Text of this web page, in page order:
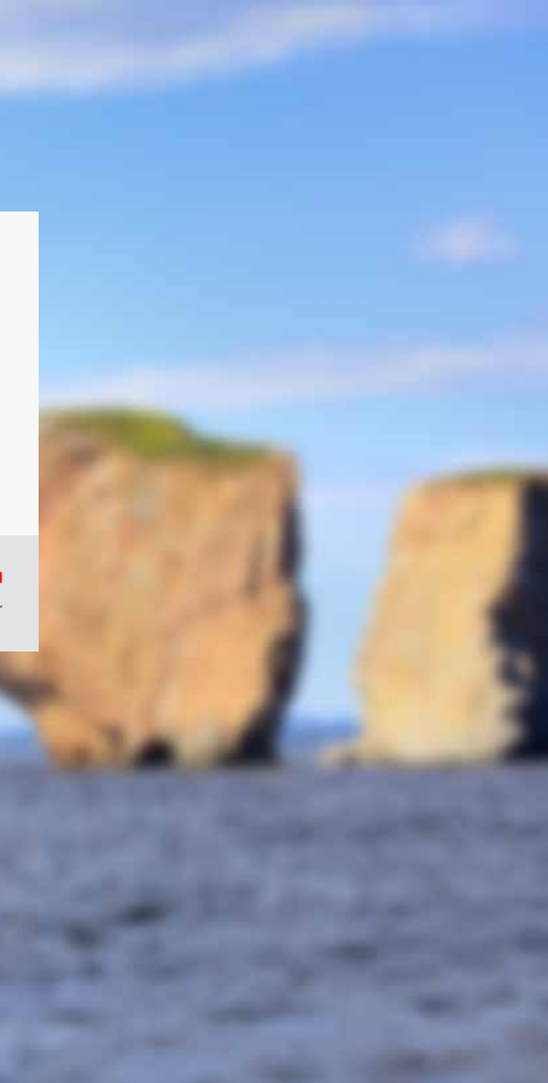
/
du
gouvernement
du